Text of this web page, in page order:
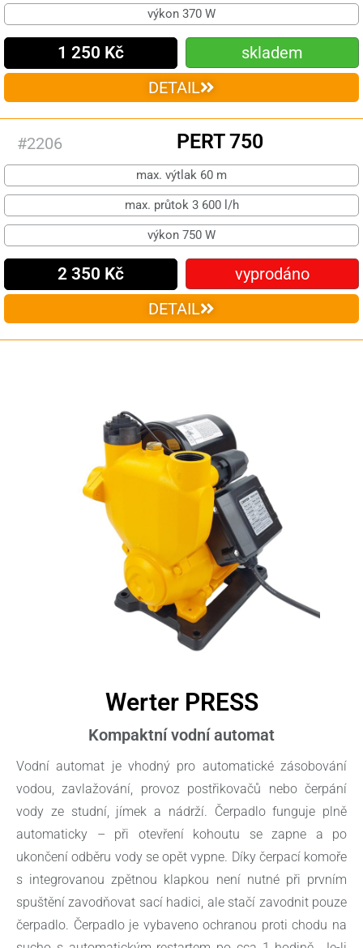
výkon 370 W
1 250 Kč
skladem
DETAIL
#2206 PERT 750
max. výtlak 60 m
max. průtok 3 600 l/h
výkon 750 W
2 350 Kč
vyprodáno
DETAIL
Werter PRESS
Kompaktní vodní automat
Vodní automat je vhodný pro automatické zásobování
vodou, zavlažování, provoz postřikovačů nebo čerpání
vody ze studní, jímek a nádrží. Čerpadlo funguje plně
automaticky – při otevření kohoutu se zapne a po
ukončení odběru vody se opět vypne. Díky čerpací komoře
s integrovanou zpětnou klapkou není nutné při prvním
spuštění zavodňovat sací hadici, ale stačí zavodnit pouze
čerpadlo. Čerpadlo je vybaveno ochranou proti chodu na